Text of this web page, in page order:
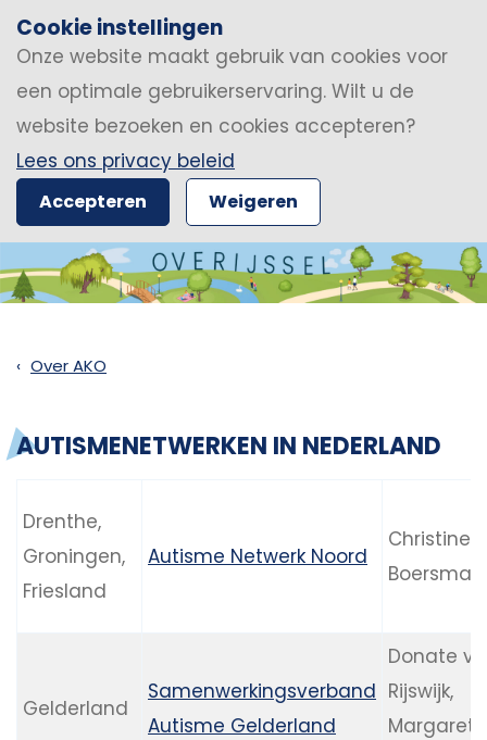
Cookie instellingen
Onze website maakt gebruik van cookies voor
een optimale gebruikerservaring. Wilt u de
website bezoeken en cookies accepteren?
Lees ons privacy beleid
Accepteren Weigeren
Over AKO
AUTISMENETWERKEN IN NEDERLAND
Drenthe,
Groningen,
Friesland
Autisme Netwerk Noord
Christine
Boersma
Gelderland
Samenwerkingsverband
Autisme Gelderland
Donate
Rijswijk,
Margareth